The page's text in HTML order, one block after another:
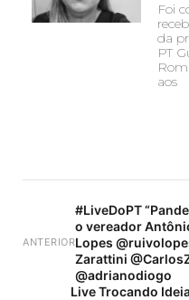
Foi
da
PT
aos
ANTERIOR
#LiveDoPT
o vereador
Lopes
Zarattini
@adrianodiogo
Live Trocando